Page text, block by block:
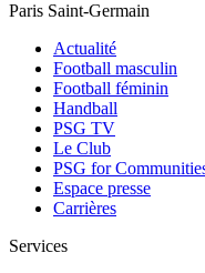
Paris Saint-Germain
Actualité
Football masculin
Football féminin
Handball
PSG TV
Le Club
PSG for
Espace presse
Carrières
Services